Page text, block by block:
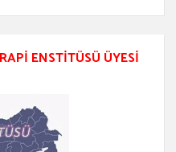
ENSTITÜSÜ ÜYESI